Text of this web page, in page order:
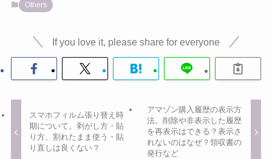
Others
If you love it, please share for everyone
スマホフィルム張り替え時
期について。剥がし方・貼
り方、割れたまま使う・貼
り直しは良くない？
アマゾン購入履歴の表示方
法。削除や非表示した履歴
を再表示はできる？表示さ
れないのはなぜ？領収書の
発行など